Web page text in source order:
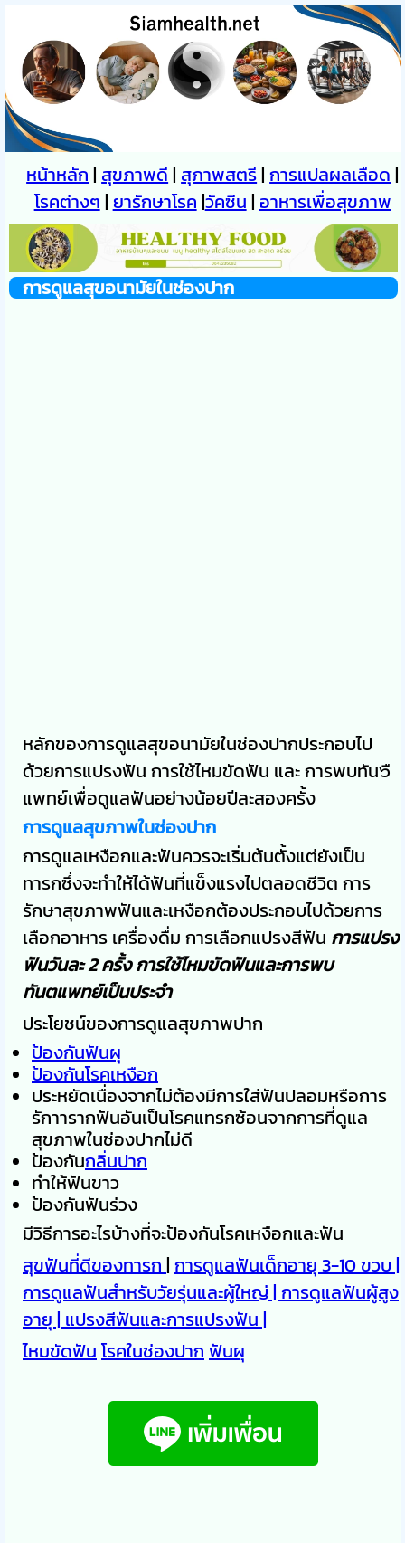
หน้าหลัก | สุขภาพดี | สุภาพสตรี|การแปลผลเลือด |
โรคต่างๆ | ยารักษาโรค |วัคซีน | อาหารเพื่อสุขภาพ
การดูแลสุขอนามัยในช่องปาก
หลักของการดูแลสุขอนามัยในช่องปากประกอบไป
ด้วยการแปรงฟัน การใช้ไหมขัดฟัน และ การพบทัน๖ื
แพทย์เพื่อดูแลฟันอย่างน้อยปีละสองครั้ง
การดูแลสุขภาพในช่องปาก
การดูแลเหงือกและฟันควรจะเริ่มต้นตั้งแต่ยังเป็น
ทารกซึ่งจะทำให้ได้ฟันที่แข็งแรงไปตลอดชีวิต การ
รักษาสุขภาพฟันและเหงือกต้องประกอบไปด้วยการ
เลือกอาหาร เครื่องดื่ม การเลือกแปรงสีฟัน การแปรง
ฟันวันละ 2 ครั้งการใช้ไหมขัดฟันและการพบ
ทันตแพทย์เป็นประจำ
ประโยชน์ของการดูแลสุขภาพปาก
ป้องกันฟันผุ
ป้องกันโรคเหงือก
ประหยัดเนื่องจากไม่ต้องมีการใส่ฟันปลอมหรือการ
รักาารากฟันอันเป็นโรคแทรกซ้อนจากการที่ดูแล
สุขภาพในช่องปากไม่ดี
ป้องกันกลิ่นปาก
ทำให้ฟันขาว
ป้องกันฟันร่วง
มีวิธีการอะไรบ้างที่จะป้องกันโรคเหงือกและฟัน
สุขฟันที่ดีของทารก | การดูแลฟันเด็กอายุ 3-10 ขวบ |
การดูแลฟันสำหรับวัยรุ่นและผู้ใหญ่ | การดูแลฟันผู้สูง
อายุ | แปรงสีฟันและการแปรงฟัน |
ไหมขัดฟัน โรคในช่องปาก ฟันผุ